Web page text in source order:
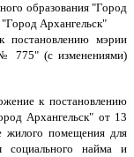
образования "Город
Архангельск"
постановлению мэрии
775" (с изменениями)
к постановлению
Архангельск" от 13
помещения для
социального найма и